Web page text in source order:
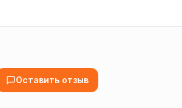
Оставить отзыв